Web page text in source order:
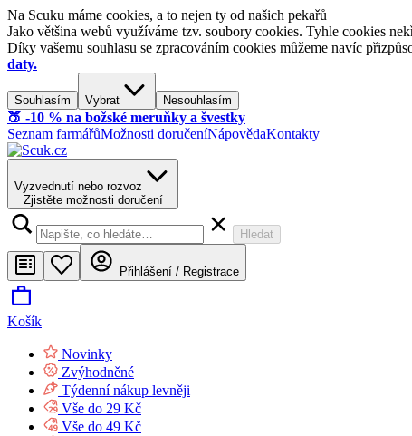
Na Scuku máme cookies, a to nejen ty od našich pekařů
Jako většina webů využíváme tzv. soubory cookies. Tyhle cookies
Díky vašemu souhlasu se zpracováním cookies můžeme navíc
daty.
Souhlasím Vybrat Nesouhlasím
🍑​ -10 % na božské meruňky a švestky
Seznam farmářůMožnosti doručeníNápovědaKontakty
Vyzvednutí nebo rozvoz
Zjistěte možnosti doručení
Hledat
Přihlášení / Registrace
Košík
Novinky
Zvýhodněné
Týdenní nákup levněji
Vše do 29 Kč
Vše do 49 Kč